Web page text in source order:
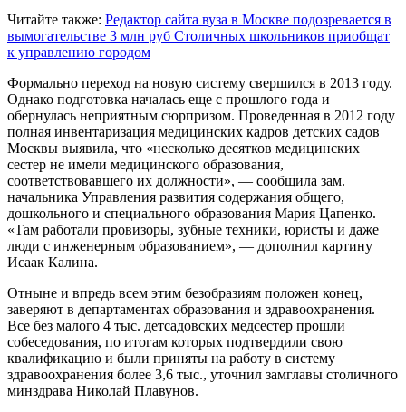
Читайте также: Редактор сайта вуза в Москве подозревается в
вымогательстве 3 млн руб Столичных школьников приобщат
к управлению городом
Формально переход на новую систему свершился в 2013 году.
Однако подготовка началась еще с прошлого года и
обернулась неприятным сюрпризом. Проведенная в 2012 году
полная инвентаризация медицинских кадров детских садов
Москвы выявила, что «несколько десятков медицинских
сестер не имели медицинского образования,
соответствовавшего их должности», — сообщила зам.
начальника Управления развития содержания общего,
дошкольного и специального образования Мария Цапенко.
«Там работали провизоры, зубные техники, юристы и даже
люди с инженерным образованием», — дополнил картину
Исаак Калина.
Отныне и впредь всем этим безобразиям положен конец,
заверяют в департаментах образования и здравоохранения.
Все без малого 4 тыс. детсадовских медсестер прошли
собеседования, по итогам которых подтвердили свою
квалификацию и были приняты на работу в систему
здравоохранения более 3,6 тыс., уточнил замглавы столичного
минздрава Николай Плавунов.